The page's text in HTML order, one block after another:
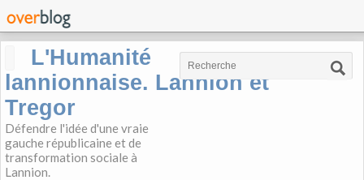
L'Humanité
lannionnaise. Lannion et
Tregor
Défendre l'idée d'une vraie
gauche républicaine et de
transformation sociale à
Lannion.